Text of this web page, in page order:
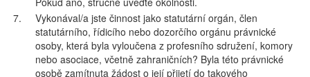
7.
Vykonával/a jste činnost jako statutární orgán, člen
statutárního, řídicího nebo dozorčího orgánu právnické
osoby, která byla vyloučena z profesního sdružení, komory
nebo asociace, včetně zahraničních? Byla této právnické
osobě zamítnuta žádost o její přijetí do takového